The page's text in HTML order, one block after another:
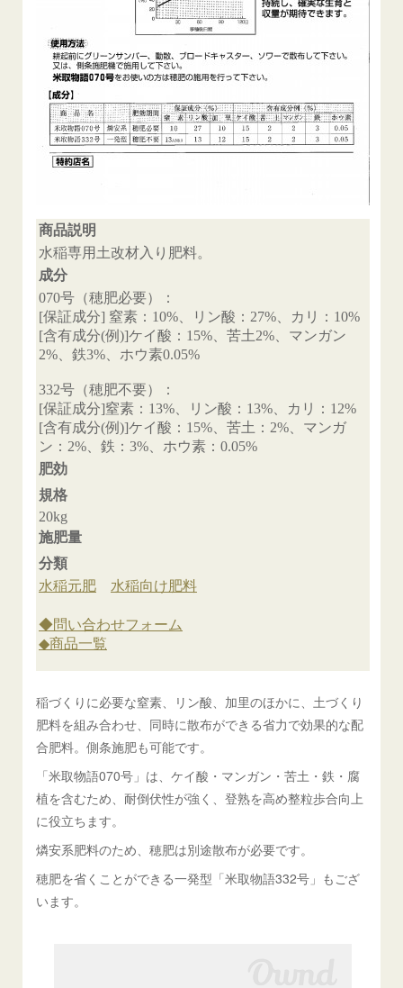
稲づくりに必要な窒素、リン酸、加里のほかに、土づくり
肥料を組み合わせ、同時に散布ができる省力で効果的な配
合肥料。側条施肥も可能です。
「米取物語070号」は、ケイ酸・マンガン・苦土・鉄・腐
植を含むため、耐倒伏性が強く、登熟を高め整粒歩合向上
に役立ちます。
燐安系肥料のため、穂肥は別途散布が必要です。
穂肥を省くことができる一発型「米取物語332号」もござ
います。